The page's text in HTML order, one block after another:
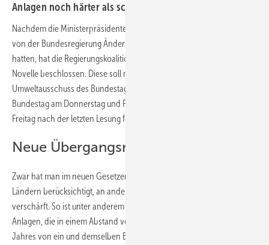
Anlagen noch härter als schon geplant.
Nachdem die Ministerpräsidenten der unionsgeführten Bundesländer
von der Bundesregierung Änderungen in der EEG-Novelle gefordert
hatten, hat die Regierungskoalition einen neuen Entwurf der EEG-
Novelle beschlossen. Diese soll morgen abschließend im
Umweltausschuss des Bundestages beraten werden, bevor der
Bundestag am Donnerstag und Freitag noch einmal debattiert. Am
Freitag nach der letzten Lesung folgt auch gleich die Abstimmung.
Neue Übergangsregelungen
Zwar hat man im neuen Gesetzentwurf mehrere Forderungen aus den
Ländern berücksichtigt, an anderer Stelle die Novelle aber erheblich
verschärft. So ist unter anderem die Regelung herausgefallen, dass
Anlagen, die in einem Abstand von vier Kilometern innerhalb eines
Jahres von ein und demselben Betreiber errichtet werden, aber in